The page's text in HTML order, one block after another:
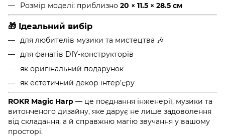
Розмір моделі: приблизно 20 × 11.5 × 28.5 см
🎁 Ідеальний вибір
для любителів музики та мистецтва 🎶
для фанатів DIY-конструкторів
як оригінальний подарунок
як естетичний декор інтер’єру
ROKR Magic Harp — це поєднання інженерії, музики та
витонченого дизайну, яке дарує не лише задоволення
від складання, а й справжню магію звучання у вашому
просторі.